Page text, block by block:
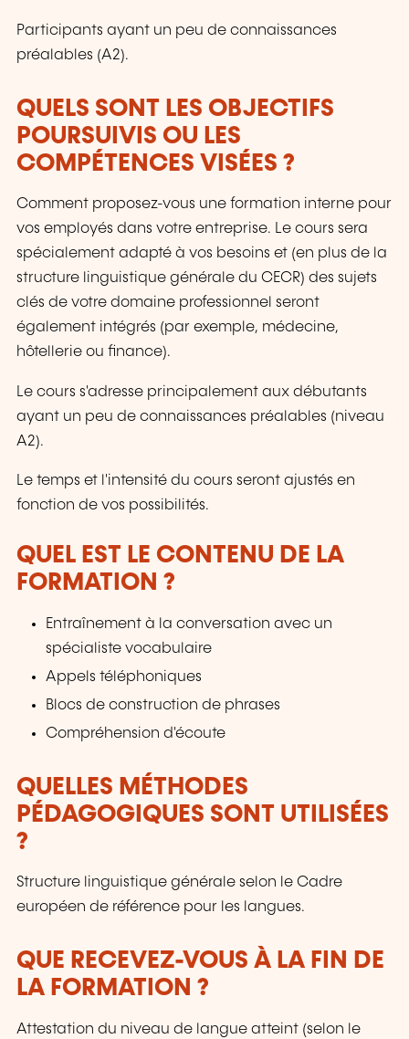
Participants ayant un peu de connaissances
préalables (A2).
QUELS SONT LES OBJECTIFS
POURSUIVIS OU LES
COMPÉTENCES VISÉES ?
Comment proposez-vous une formation interne pour
vos employés dans votre entreprise. Le cours sera
spécialement adapté à vos besoins et (en plus de la
structure linguistique générale du CECR) des sujets
clés de votre domaine professionnel seront
également intégrés (par exemple, médecine,
hôtellerie ou finance).
Le cours s'adresse principalement aux débutants
ayant un peu de connaissances préalables (niveau
A2).
Le temps et l'intensité du cours seront ajustés en
fonction de vos possibilités.
QUEL EST LE CONTENU DE LA
FORMATION ?
Entraînement à la conversation avec un
spécialiste vocabulaire
Appels téléphoniques
Blocs de construction de phrases
Compréhension d'écoute
QUELLES MÉTHODES
PÉDAGOGIQUES SONT UTILISÉES
?
Structure linguistique générale selon le Cadre
européen de référence pour les langues.
QUE RECEVEZ-VOUS À LA FIN DE
LA FORMATION ?
Attestation du niveau de langue atteint (selon le